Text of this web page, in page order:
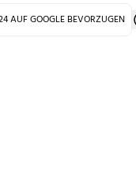
AUF GOOGLE BEVORZUGEN